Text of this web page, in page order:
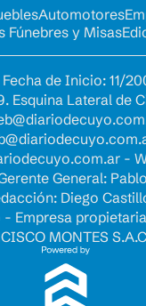
Automotores
Fúnebres y Misas
de Inicio: 11/
Esquina Lateral de
-
General:
Diego
Empresa
MONTES